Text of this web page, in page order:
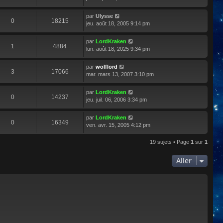
0 18215
par Ulysse
jeu. août 18, 2005 9:14 pm
1 4884
par LordKraken
lun. août 18, 2025 9:34 pm
3 17066
par wolflord
mar. mars 13, 2007 3:10 pm
0 14237
par LordKraken
jeu. juil. 06, 2006 3:34 pm
0 16349
par LordKraken
ven. avr. 15, 2005 4:12 pm
19 sujets • Page 1 sur 1
Aller